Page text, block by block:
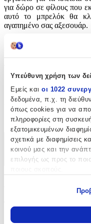
Υπεύθυνη χρήση των
Εμείς και οι 1022
δεδομένα, π.χ. τη
όπως cookies για να
πληροφορίες στη
εξατομικευμένων
σχετικά με διαφημίσεις
κοινού μας και την
επιλογής ως προς το
Εάν μας επιτρέπετε, θα
τοποθεσία, οι
για δώρο σε φίλους που
αυτό το μπρελόκ θα
αγαπημένο σας αξεσουάρ.
Χαρακτηριστικά
Μπρελόκ
Χρώμα:
Μαύρο
Χαρακτηριστικά
+
Μπρελόκ